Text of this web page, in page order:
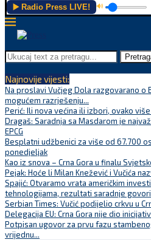
▶️ Radio Press LIVE! 🔊
Najnovije vijesti:
Na proslavi Vučjeg Dola razgovarano o
mogućem razrješenju...
Perić: Ili nova većina ili izbori, ovako
Dragaš: Saradnja sa Masdarom je
EPCG
Besplatni udžbenici za više od 67.700
ponedjeljak
Kao iz snova – Crna Gora u finalu
Pejak: Hoće li Milan Knežević i Vučića
Spajić: Otvaramo vrata američkim
tehnologijama, rezultati saradnje
Serbian Times: Vučić podijelio crkvu u
Delegacija EU: Crna Gora nije dio
Potpisan ugovor za prvu fazu
vrijednu...